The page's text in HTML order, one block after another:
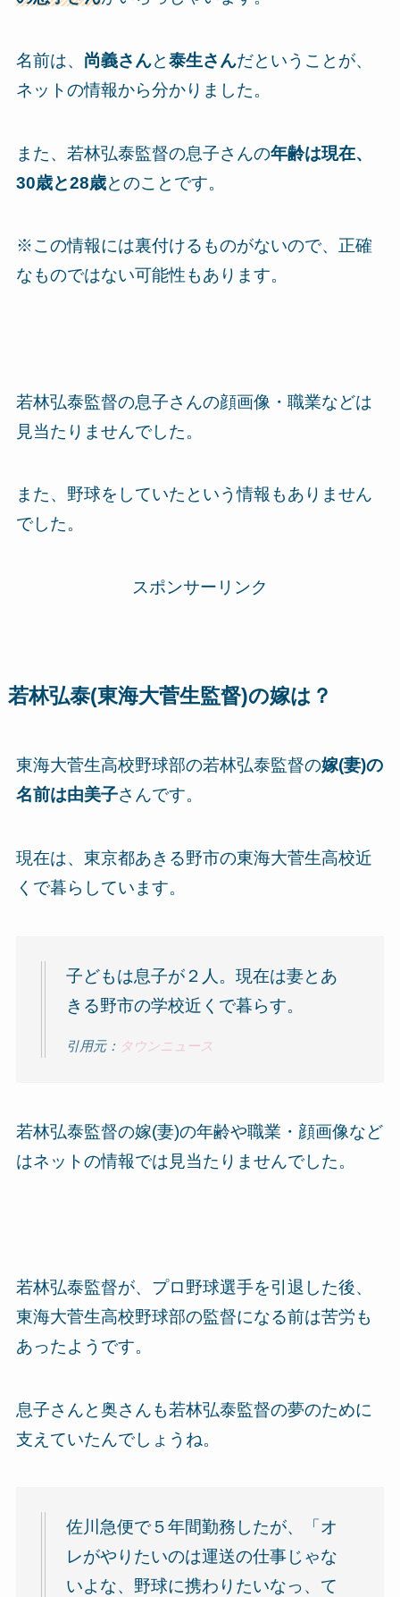
名前は、 尚義さんと泰生さんだということが、
ネットの情報から分かりました。
また、若林弘泰監督の息子さんの年齢は現在、
30歳と28歳とのことです。
※この情報には裏付けるものがないので、正確
なものではない可能性もあります。
若林弘泰監督の息子さんの顔画像・職業などは
見当たりませんでした。
また、野球をしていたという情報もありません
でした。
スポンサーリンク
若林弘泰(東海大菅生監督)の嫁は？
東海大菅生高校野球部の若林弘泰監督の嫁(妻)の
名前は由美子さんです。
現在は、東京都あきる野市の東海大菅生高校近
くで暮らしています。
子どもは息子が２人。現在は妻とあ
きる野市の学校近くで暮らす。
引用元： タウンニュース
若林弘泰監督の嫁(妻)の年齢や職業・顔画像など
はネットの情報では見当たりませんでした。
若林弘泰監督が、プロ野球選手を引退した後、
東海大菅生高校野球部の監督になる前は苦労も
あったようです。
息子さんと奥さんも若林弘泰監督の夢のために
支えていたんでしょうね。
佐川急便で５年間勤務したが、「オ
レがやりたいのは運送の仕事じゃな
いよな、野球に携わりたいなっ、て